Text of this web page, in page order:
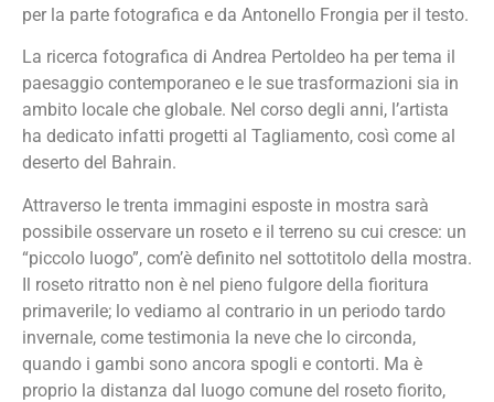
per la parte fotografica e da Antonello Frongia per il testo.
La ricerca fotografica di Andrea Pertoldeo ha per tema il
paesaggio contemporaneo e le sue trasformazioni sia in
ambito locale che globale. Nel corso degli anni, l’artista
ha dedicato infatti progetti al Tagliamento, così come al
deserto del Bahrain.
Attraverso le trenta immagini esposte in mostra sarà
possibile osservare un roseto e il terreno su cui cresce: un
“piccolo luogo”, com’è definito nel sottotitolo della mostra.
Il roseto ritratto non è nel pieno fulgore della fioritura
primaverile; lo vediamo al contrario in un periodo tardo
invernale, come testimonia la neve che lo circonda,
quando i gambi sono ancora spogli e contorti. Ma è
proprio la distanza dal luogo comune del roseto fiorito,